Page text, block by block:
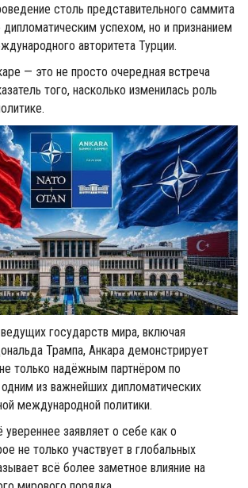
столь представительного саммита
дипломатическим успехом, но и признанием
авторитета Турции.
— это не просто очередная встреча
того, насколько изменилась роль
государств мира, включая
Трампа, Анкара демонстрирует
только надёжным партнёром по
из важнейших дипломатических
международной политики.
увереннее заявляет о себе как о
не только участвует в глобальных
всё более заметное влияние на